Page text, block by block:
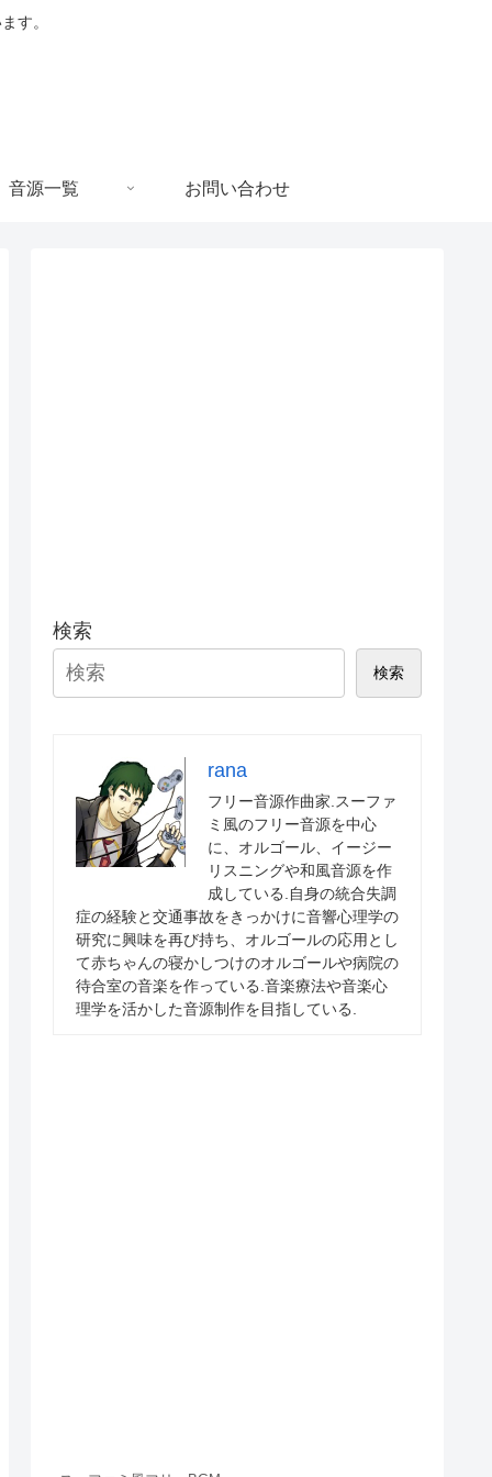
す。
音源一覧 お問い合わせ
検索
検索
rana
フリー音源作曲家.スーファ
ミ風のフリー音源を中心
に、オルゴール、イージー
リスニングや和風音源を作
成している.自身の統合失調
症の経験と交通事故をきっかけに音響心理学の
研究に興味を再び持ち、オルゴールの応用とし
て赤ちゃんの寝かしつけのオルゴールや病院の
待合室の音楽を作っている.音楽療法や音楽心
理学を活かした音源制作を目指している.